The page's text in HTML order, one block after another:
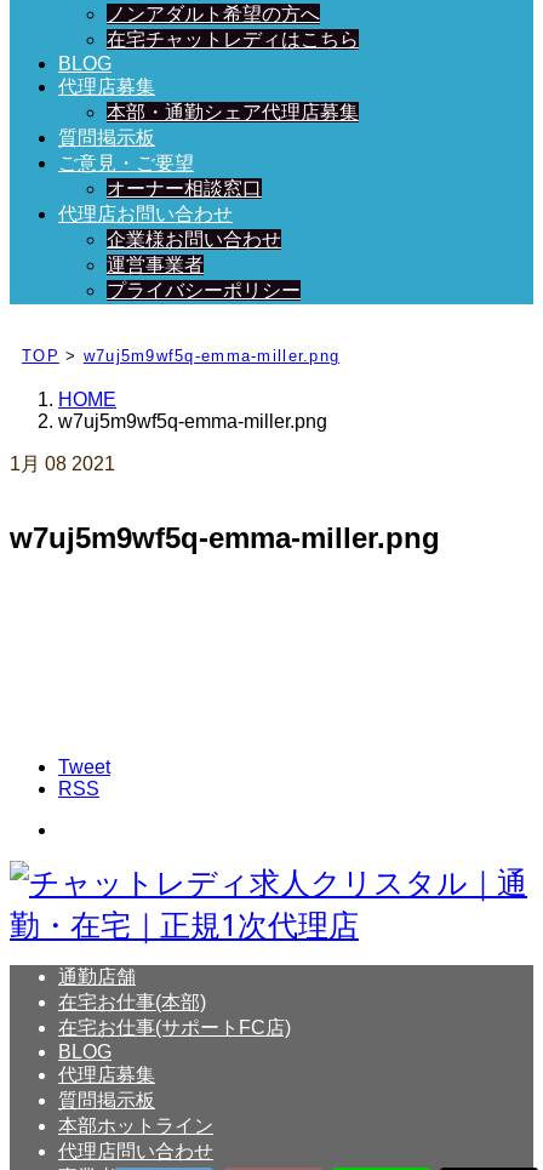
ノンアダルト希望の方へ
在宅チャットレディはこちら
BLOG
代理店募集
本部・通勤シェア代理店募集
質問掲示板
ご意見・ご要望
オーナー相談窓口
代理店お問い合わせ
企業様お問い合わせ
運営事業者
プライバシーポリシー
TOP > w7uj5m9wf5q-emma-miller.png
HOME
w7uj5m9wf5q-emma-miller.png
1月 08 2021
w7uj5m9wf5q-emma-miller.png
Tweet
RSS
通勤店舗
在宅お仕事(本部)
在宅お仕事(サポートFC店)
BLOG
代理店募集
質問掲示板
本部ホットライン
代理店問い合わせ